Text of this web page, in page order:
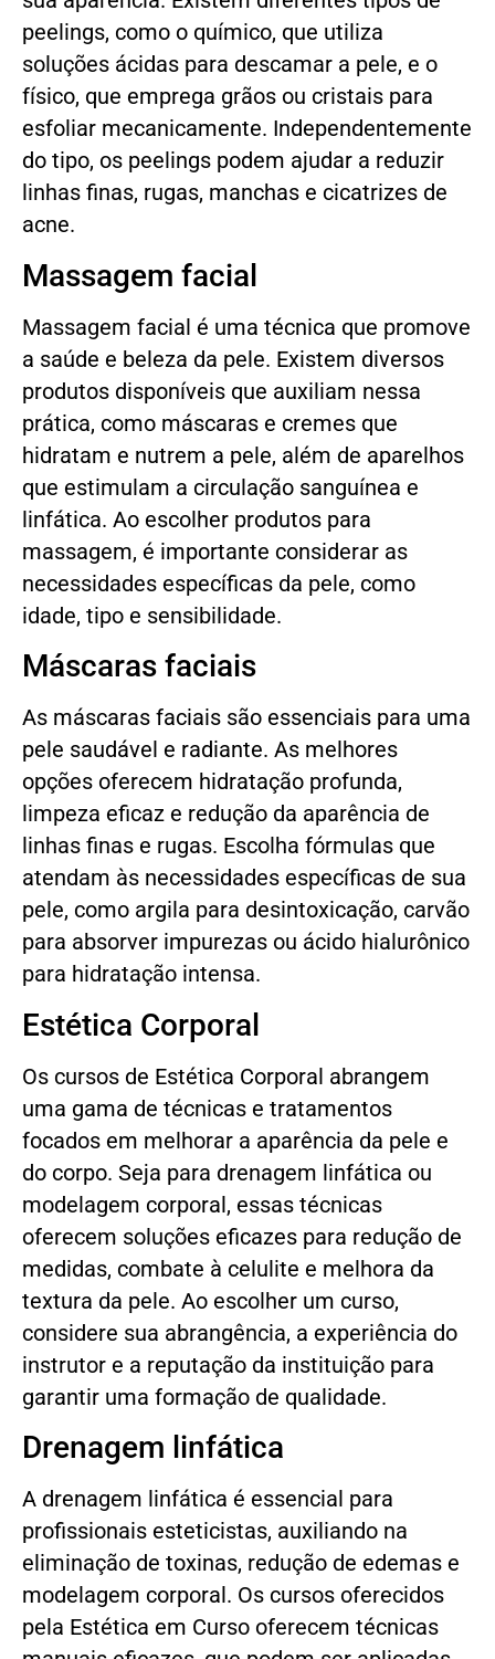
peelings, como o químico, que utiliza
soluções ácidas para descamar a pele, e o
físico, que emprega grãos ou cristais para
esfoliar mecanicamente. Independentemente
do tipo, os peelings podem ajudar a reduzir
linhas finas, rugas, manchas e cicatrizes de
acne.
Massagem facial
Massagem facial é uma técnica que promove
a saúde e beleza da pele. Existem diversos
produtos disponíveis que auxiliam nessa
prática, como máscaras e cremes que
hidratam e nutrem a pele, além de aparelhos
que estimulam a circulação sanguínea e
linfática. Ao escolher produtos para
massagem, é importante considerar as
necessidades específicas da pele, como
idade, tipo e sensibilidade.
Máscaras faciais
As máscaras faciais são essenciais para uma
pele saudável e radiante. As melhores
opções oferecem hidratação profunda,
limpeza eficaz e redução da aparência de
linhas finas e rugas. Escolha fórmulas que
atendam às necessidades específicas de sua
pele, como argila para desintoxicação, carvão
para absorver impurezas ou ácido hialurônico
para hidratação intensa.
Estética Corporal
Os cursos de Estética Corporal abrangem
uma gama de técnicas e tratamentos
focados em melhorar a aparência da pele e
do corpo. Seja para drenagem linfática ou
modelagem corporal, essas técnicas
oferecem soluções eficazes para redução de
medidas, combate à celulite e melhora da
textura da pele. Ao escolher um curso,
considere sua abrangência, a experiência do
instrutor e a reputação da instituição para
garantir uma formação de qualidade.
Drenagem linfática
A drenagem linfática é essencial para
profissionais esteticistas, auxiliando na
eliminação de toxinas, redução de edemas e
modelagem corporal. Os cursos oferecidos
pela Estética em Curso oferecem técnicas